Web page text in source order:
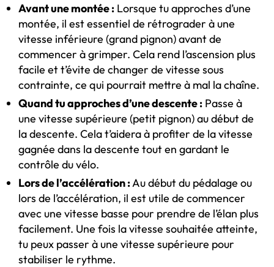
Avant une montée : Lorsque tu approches d’une
montée, il est essentiel de rétrograder à une
vitesse inférieure (grand pignon) avant de
commencer à grimper. Cela rend l’ascension plus
facile et t’évite de changer de vitesse sous
contrainte, ce qui pourrait mettre à mal la chaîne.
Quand tu approches d’une descente : Passe à
une vitesse supérieure (petit pignon) au début de
la descente. Cela t’aidera à profiter de la vitesse
gagnée dans la descente tout en gardant le
contrôle du vélo.
Lors de l’accélération :Au début du pédalage ou
lors de l’accélération, il est utile de commencer
avec une vitesse basse pour prendre de l’élan plus
facilement. Une fois la vitesse souhaitée atteinte,
tu peux passer à une vitesse supérieure pour
stabiliser le rythme.